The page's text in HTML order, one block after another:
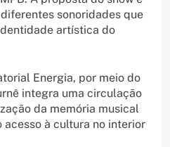
sonoridades que
artística do
Energia, por meio do
integra uma circulação
da memória musical
à cultura no interior